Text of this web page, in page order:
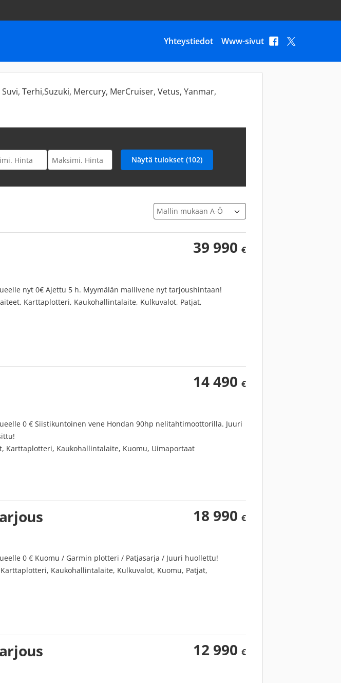
Yhteystiedot Www-sivut
Terhi,Suzuki, Mercury, MerCruiser, Vetus, Yanmar,
39 990 €
nyt 0€ Ajettu 5 h. Myymälän mallivene nyt tarjoushintaan!
Karttaplotteri, Kaukohallintalaite, Kulkuvalot, Patjat,
14 490 €
0 € Siistikuntoinen vene Hondan 90hp nelitahtimoottorilla. Juuri
Karttaplotteri, Kaukohallintalaite, Kuomu, Uimaportaat
18 990 €
0 € Kuomu / Garmin plotteri / Patjasarja / Juuri huollettu!
Karttaplotteri, Kaukohallintalaite, Kulkuvalot, Kuomu, Patjat,
12 990 €